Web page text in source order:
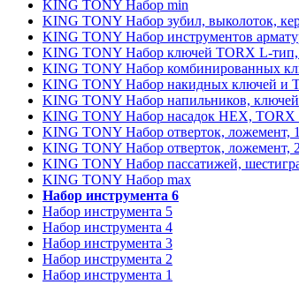
KING TONY Набор min
KING TONY Набор зубил, выколоток,
KING TONY Набор инструментов
KING TONY Набор ключей TORX L-тип,
KING TONY Набор комбинированных
KING TONY Набор накидных ключей и
KING TONY Набор напильников,
KING TONY Набор насадок HEX, TORX
KING TONY Набор отверток, ложемент,
KING TONY Набор отверток, ложемент,
KING TONY Набор пассатижей,
KING TONY Набор max
Набор инструмента 6
Набор инструмента 5
Набор инструмента 4
Набор инструмента 3
Набор инструмента 2
Набор инструмента 1